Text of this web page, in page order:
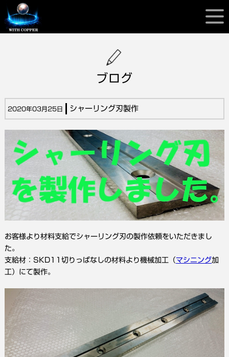
ブログ
2020年03月25日 シャーリング刃製作
お客様より材料支給でシャーリング刃の製作依頼をいただきまし
た。
支給材：SKD11切りっぱなしの材料より機械加工（マシニング加
工）にて製作。